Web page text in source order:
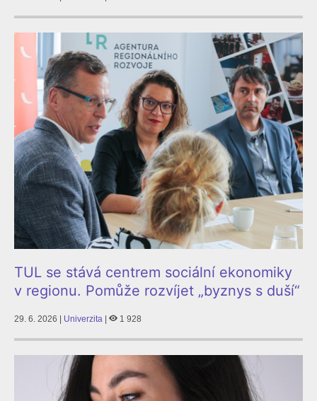
TUL se stává centrem sociální ekonomiky
v regionu. Pomůže rozvíjet „byznys s duší“
29. 6. 2026 | Univerzita | 1 928